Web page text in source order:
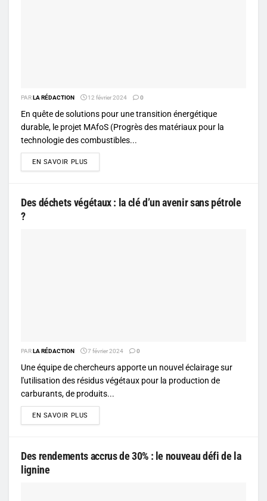
PARLA RÉDACTION 12 février 2024 0
En quête de solutions pour une transition énergétique
durable, le projet MAfoS (Progrès des matériaux pour la
technologie des combustibles...
EN SAVOIR PLUS
Des déchets végétaux : la clé d’un avenir sans pétrole
?
PARLA RÉDACTION 7 février 2024 0
Une équipe de chercheurs apporte un nouvel éclairage sur
l'utilisation des résidus végétaux pour la production de
carburants, de produits...
EN SAVOIR PLUS
Des rendements accrus de 30% : le nouveau défi de la
lignine